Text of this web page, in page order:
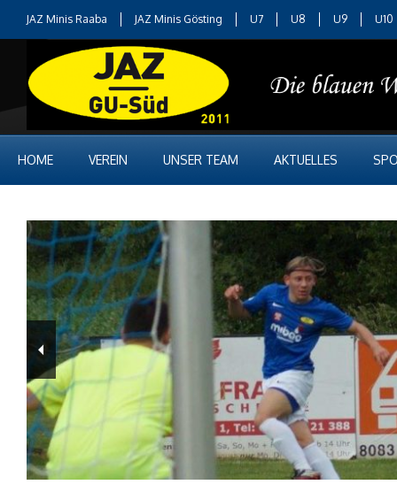
JAZ Minis Raaba JAZ Minis Gösting U7 U8 U9 U10
HOME VEREIN UNSER TEAM AKTUELLES